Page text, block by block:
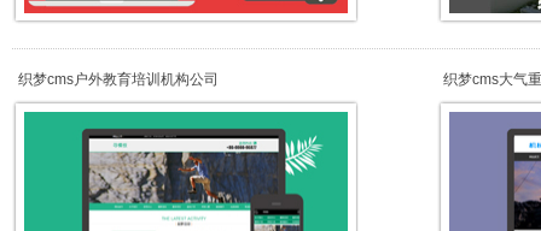
织梦cms户外教育培训机构公司 织梦cms大气